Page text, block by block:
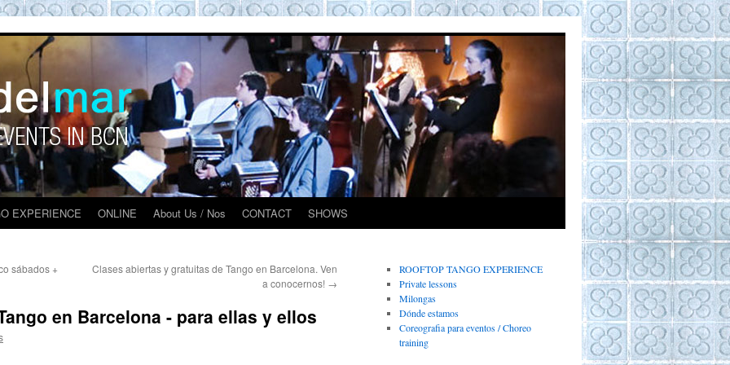
BARCELONA EXPERIENCE
EXPERIENCE ONLINE About Us / Nos CONTACT SHOWS
sábados +
Clases abiertas y gratuitas de Tango en Barcelona. Ven
a conocernos! →
en Barcelona - para ellas y ellos
ROOFTOP TANGO EXPERIENCE
Private lessons
Milongas
Dónde estamos
Coreografia para eventos / Choreo
training